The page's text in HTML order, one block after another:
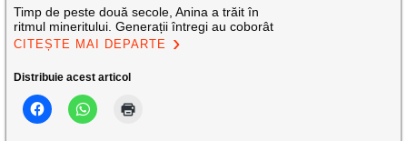
Timp de peste două secole, Anina a trăit în
ritmul mineritului. Generații întregi au coborât
CITEȘTE MAI DEPARTE
Distribuie acest articol